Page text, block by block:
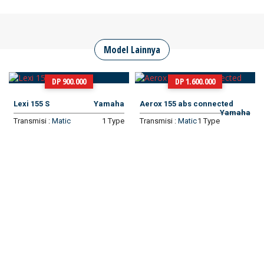
Model Lainnya
DP 900.000
Lexi 155 S
Yamaha
Transmisi : Matic 1 Type
DP 1.600.000
Aerox 155 abs connected
Yamaha
Transmisi : Matic1 Type